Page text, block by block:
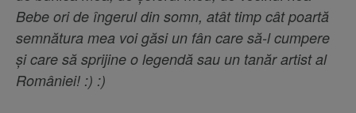
Bebe ori de îngerul din somn, atât timp cât poartă
semnătura mea voi găsi un fân care să-l cumpere
și care să sprijine o legendă sau un tanăr artist al
României! :) :)